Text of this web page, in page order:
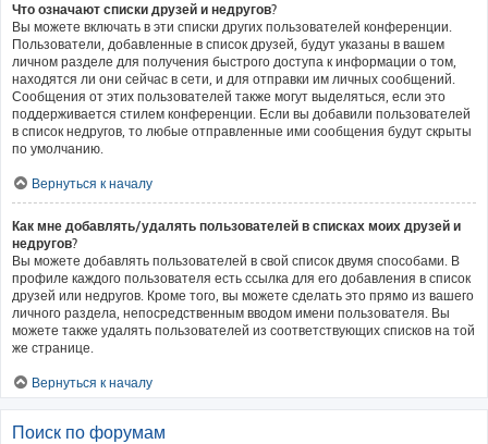
Что означают списки друзей и недругов?
Вы можете включать в эти списки других пользователей конференции.
Пользователи, добавленные в список друзей, будут указаны в вашем
личном разделе для получения быстрого доступа к информации о том,
находятся ли они сейчас в сети, и для отправки им личных сообщений.
Сообщения от этих пользователей также могут выделяться, если это
поддерживается стилем конференции. Если вы добавили пользователей
в список недругов, то любые отправленные ими сообщения будут скрыты
по умолчанию.
Вернуться к началу
Как мне добавлять/удалять пользователей в списках моих друзей и
недругов?
Вы можете добавлять пользователей в свой список двумя способами. В
профиле каждого пользователя есть ссылка для его добавления в список
друзей или недругов. Кроме того, вы можете сделать это прямо из вашего
личного раздела, непосредственным вводом имени пользователя. Вы
можете также удалять пользователей из соответствующих списков на той
же странице.
Вернуться к началу
Поиск по форумам